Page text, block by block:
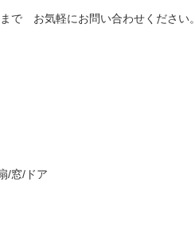
で お気軽にお問い合わせください。
/窓/ドア